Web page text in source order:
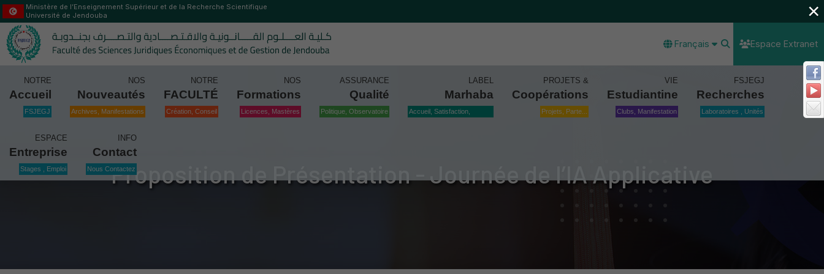
Ministère de l’Enseignement Supérieur et de la Recherche Scientifique
Université de Jendouba
Français Espace Extranet
NOTRE
Accueil
FSJEGJ
NOS
Nouveautés
Archives, Manifestations
NOTRE
FACULTÉ
Création, Conseil
NOS
Formations
Licences, Mastères
ASSURANCE
Qualité
Politique, Observatoire
LABEL
Marhaba
Accueil, Satisfaction,
PROJETS &
Coopérations
Projets, Parte...
VIE
Estudiantine
Clubs, Manifestation
FSJEGJ
Recherches
Laboratoires , Unités
ESPACE
Entreprise
Stages , Emploi
INFO
Contact
Nous ContactezProposition de Présentation - Journée de l’IA Applicative
×